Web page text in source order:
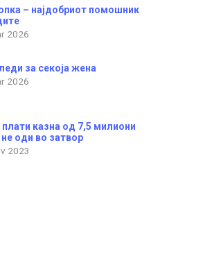
– најдобриот помошник
2026
за секоја жена
2026
казна од 7,5 милиони
оди во затвор
2023